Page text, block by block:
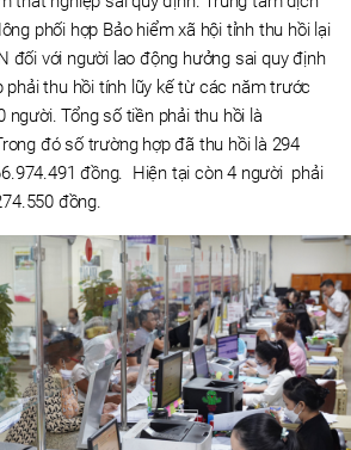
phối hợp Bảo hiểm xã hội tỉnh thu hồi lại
đối với người lao động hưởng sai quy định
phải thu hồi tính lũy kế từ các năm trước
Tổng số tiền phải thu hồi là
đó số trường hợp đã thu hồi là 294
đồng. Hiện tại còn 4 người phải
đồng.